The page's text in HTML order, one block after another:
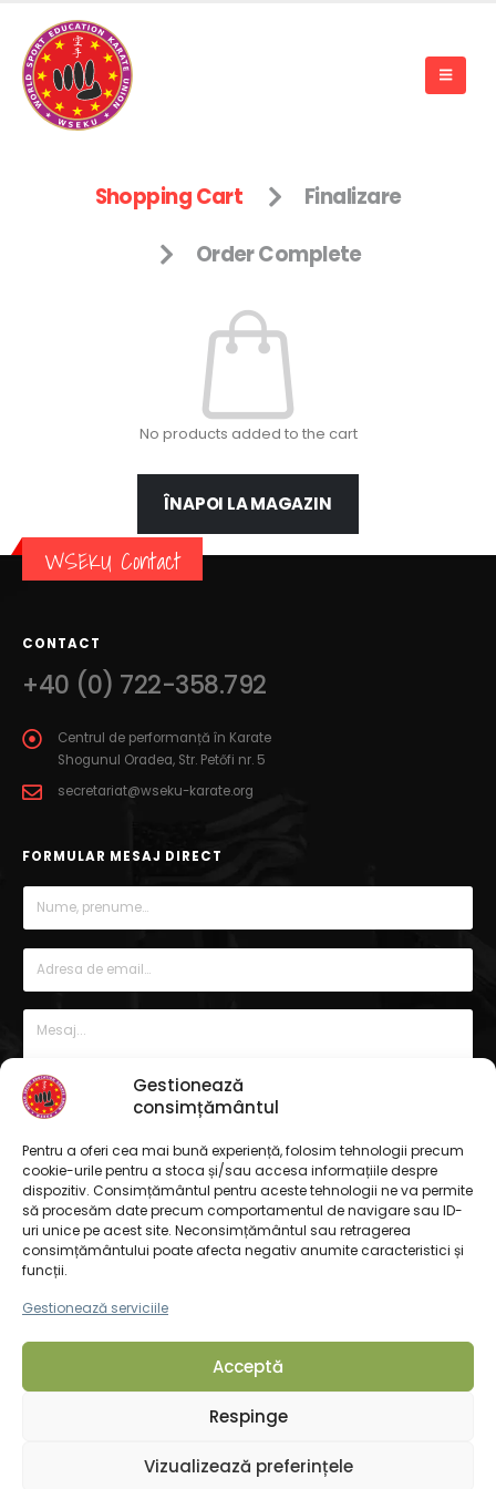
Gestionează
consimțământul
Pentru a oferi cea mai bună experiență, folosim tehnologii precum
cookie-urile pentru a stoca și/sau accesa informațiile despre
dispozitiv. Consimțământul pentru aceste tehnologii ne va permite
să procesăm date precum comportamentul de navigare sau ID-
uri unice pe acest site. Neconsimțământul sau retragerea
consimțământului poate afecta negativ anumite caracteristici și
funcții.
Gestionează serviciile
Acceptă
Respinge
Vizualizează preferințele
Shopping Cart Finalizare
Order Complete
No products added to the cart
ÎNAPOI LA MAGAZIN
WSEKU Contact
CONTACT
+40 (0) 722-358.792
Centrul de performanță în Karate
Shogunul Oradea, Str. Petőfi nr. 5
secretariat@wseku-karate.org
FORMULAR MESAJ DIRECT